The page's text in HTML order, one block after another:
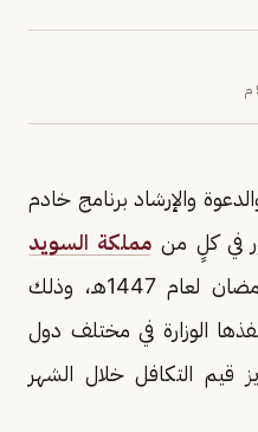
والإرشاد برنامج خادم
في كلٍ منمملكة السويد
خلال شهر رمضان لعام 1447هـ، وذلك
الوزارة في مختلف دول
قيم التكافل خلال الشهر